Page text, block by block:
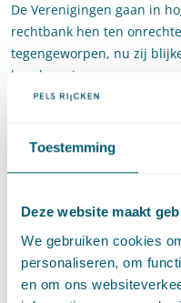
Toestemming
Deze website maakt
We gebruiken cookies
personaliseren, om
en om ons
De Verenigingen gaan in
rechtbank hen ten
tegengeworpen, nu zij
bescherming van een
in dit betoog. De
overstromingen.
bevordert de natuur- en
behartigd. De door de
namelijk de
strekt dus eveneens tot